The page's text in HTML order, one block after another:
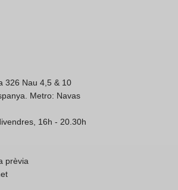
326 Nau 4,5 & 10
Metro: Navas
16h - 20.30h
prèvia